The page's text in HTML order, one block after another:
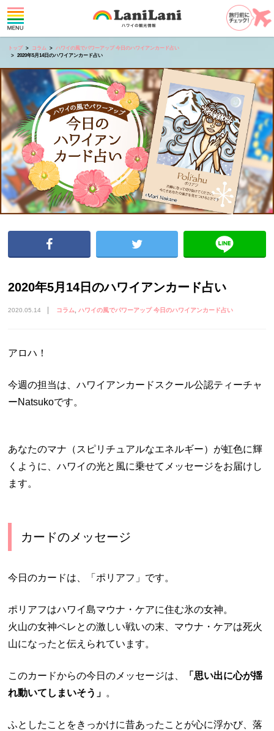
トップ コラム
ハワイの風でパワーアップ 今日のハワイアンカード占い
2020年5月14日のハワイアンカード占い
2020年5月14日のハワイアンカード占い
2020.05.14 コラム ハワイの風でパワーアップ 今日のハワイアンカード占い
アロハ！
今週の担当は、ハワイアンカードスクール公認ティーチャ
ーNatsukoです。
あなたのマナ（スピリチュアルなエネルギー）が虹色に輝
くように、ハワイの光と風に乗せてメッセージをお届けし
ます。
カードのメッセージ
今日のカードは、「ポリアフ」です。
ポリアフはハワイ島マウナ・ケアに住む氷の女神。
火山の女神ペレとの激しい戦いの末、マウナ・ケアは死火
山になったと伝えられています。
このカードからの今日のメッセージは、
「思い出に心が揺
れ動いてしまいそう」 。
ふとしたことをきっかけに昔あったことが心に浮かび、落